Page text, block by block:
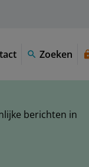
Zoeken
berichten in